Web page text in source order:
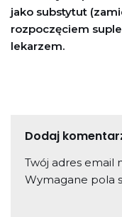
jako substytut
rozpoczęciem
lekarzem.
Dodaj
Twój adres email
Wymagane pola